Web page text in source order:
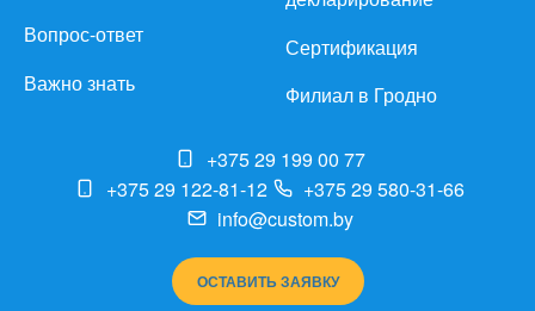
Вопрос-ответ
Важно знать
Сертификация
Филиал в Гродно
+375 29 199 00 77
+375 29 122-81-12
+375 29 580-31-66
info@custom.by
ОСТАВИТЬ ЗАЯВКУ